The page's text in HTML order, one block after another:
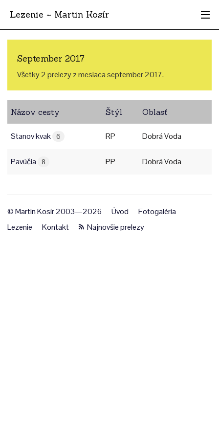
Lezenie ~ Martin Kosír
Najhodnotnejšie
Oblasti
Krajina
Štýl
Archív
September 2017
Všetky 2 prelezy z mesiaca september 2017.
Názov cesty Štýl Oblasť
Stanov kvak 6 RP Dobrá Voda
Pavúčia 8 PP Dobrá Voda
© Martin Kosír 2003—2026 Úvod
Fotogaléria
Lezenie
Kontakt Najnovšie prelezy